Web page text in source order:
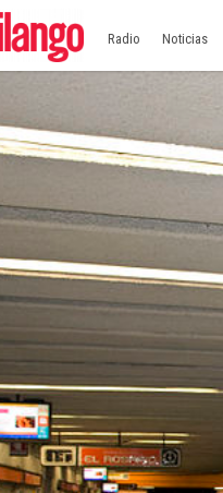
Radio Noticias